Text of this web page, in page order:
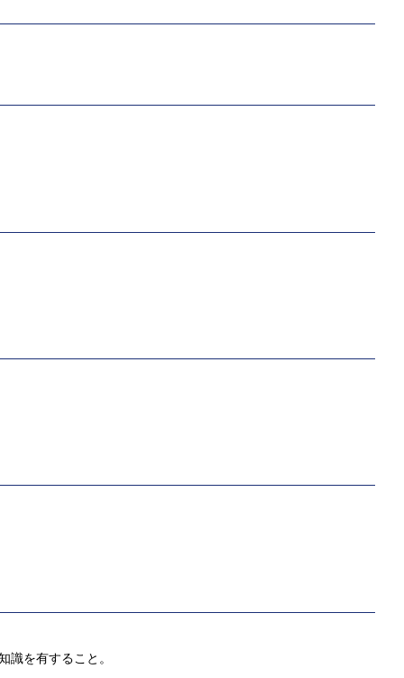
識を有すること。